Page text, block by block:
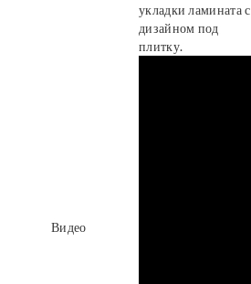
укладки ламината с
дизайном под
плитку.
Видео